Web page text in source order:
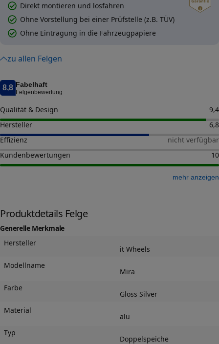
Direkt montieren und losfahren
Ohne Vorstellung bei einer Prüfstelle (z.B. TÜV)
Ohne Eintragung in die Fahrzeugpapiere
zu allen Felgen
8,8 Fabelhaft
Felgenbewertung
Qualität & Design
9,4
Hersteller
6,8
Effizienz
nicht verfügbar
Kundenbewertungen
10
mehr anzeigen
Produktdetails Felge
Generelle Merkmale
Hersteller
it Wheels
Modellname
Mira
Farbe
Gloss Silver
Material
alu
Typ
Doppelspeiche